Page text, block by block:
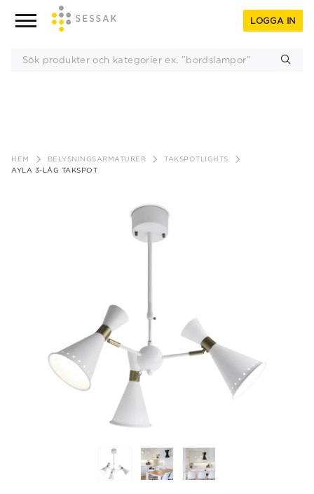
innehåll
LOGGA IN
HEM BELYSNINGSARMATURER
TAKSPOTLIGHTS
AYLA 3-LÅG TAKSPOT